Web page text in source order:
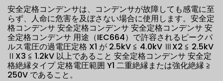
安全定格コンデンサは、コンデンサが故障しても感電に至
らず、人命に危害を及ぼさない場合に使用します。安全定
格コンデンサ 安全定格コンデンサ 安全定格コンデンサ 安
全定格コンデンサ 用途（IEC664）で許容されるピークパ
ルス電圧の過電圧定格 X1 が 2.5kV ≦ 4.0kV ⅢX2 ≦ 2.5kV
ⅡX3 ≦ 1.2kV 以上であること 安全定格コンデンサ 安全定
格絶縁タイプ 定格電圧範囲 Y1 二重絶縁または強化絶縁 ≧
250V であること。